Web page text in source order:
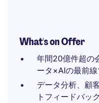
What's on Offer
年間20億件超の
ータ×AIの最前
データ分析、顧
トフィードバッ